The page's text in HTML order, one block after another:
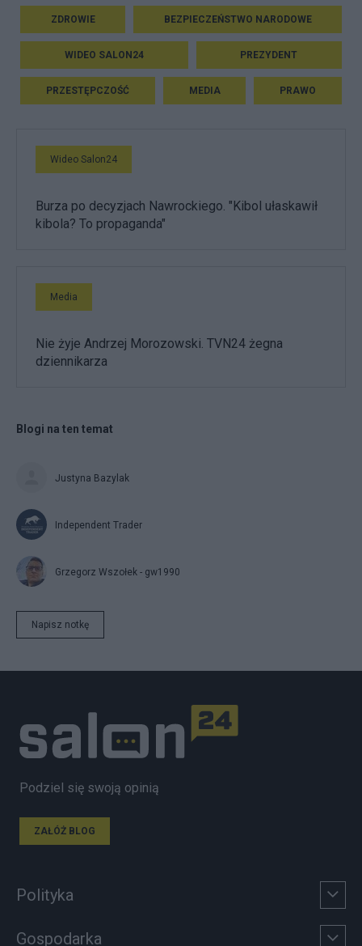
ZDROWIE BEZPIECZEŃSTWO NARODOWE
WIDEO SALON24 PREZYDENT
PRZESTĘPCZOŚĆ MEDIA PRAWO
Wideo Salon24
Burza po decyzjach Nawrockiego. "Kibol ułaskawił
kibola? To propaganda"
Media
Nie żyje Andrzej Morozowski. TVN24 żegna
dziennikarza
Blogi na ten temat
Justyna Bazylak
Independent Trader
Grzegorz Wszołek - gw1990
Napisz notkę
Podziel się swoją opinią
ZAŁÓŻ BLOG
Polityka
Gospodarka